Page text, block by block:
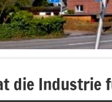
die Industrie